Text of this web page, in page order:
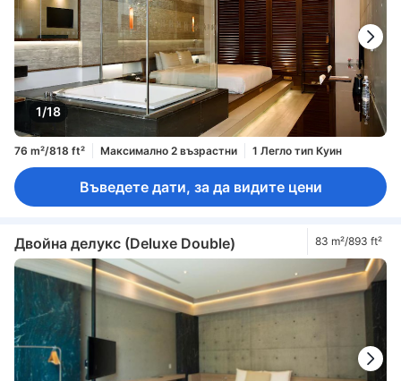
1/18
76 m²/818 ft² Максимално 2 възрастни 1 Легло тип Куин
Въведете дати, за да видите цени
Двойна делукс (Deluxe Double) 83 m²/893 ft²